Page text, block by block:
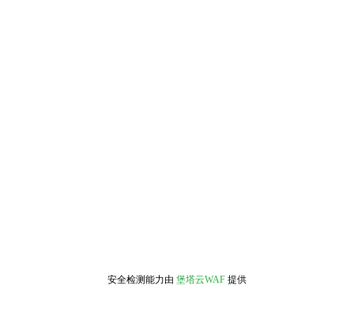
安全检测能力由 堡塔云WAF 提供